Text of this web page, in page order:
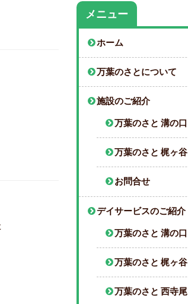
メニュー
ホーム
万葉のさとについて
施設のご紹介
万葉のさと 溝の口
万葉のさと 梶ヶ谷
お問合せ
デイサービスのご紹介
万葉のさと 溝の口
万葉のさと 梶ヶ谷
万葉のさと 西寺尾